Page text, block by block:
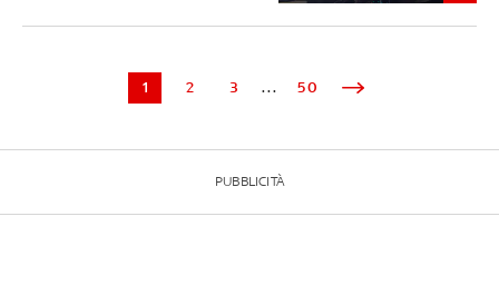
1 2 3 ... 50
PUBBLICITÀ